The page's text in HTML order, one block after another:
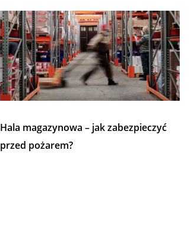
Hala magazynowa – jak zabezpieczyć
przed pożarem?